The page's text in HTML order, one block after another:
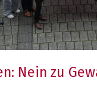
Nein zu